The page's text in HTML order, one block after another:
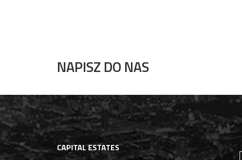
NAPISZ DO NAS
CAPITAL ESTATES